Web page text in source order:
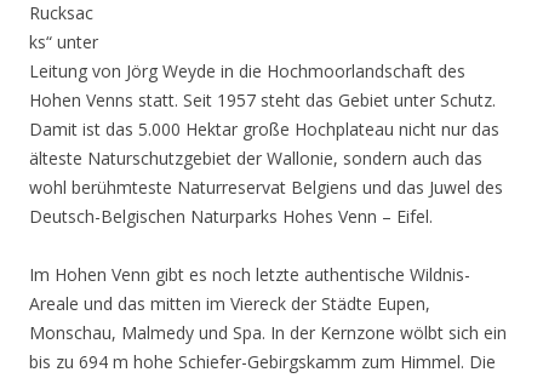
Rucksac
ks“ unter
Leitung von Jörg Weyde in die Hochmoorlandschaft des
Hohen Venns statt. Seit 1957 steht das Gebiet unter Schutz.
Damit ist das 5.000 Hektar große Hochplateau nicht nur das
älteste Naturschutzgebiet der Wallonie, sondern auch das
wohl berühmteste Naturreservat Belgiens und das Juwel des
Deutsch-Belgischen Naturparks Hohes Venn – Eifel.
Im Hohen Venn gibt es noch letzte authentische Wildnis-
Areale und das mitten im Viereck der Städte Eupen,
Monschau, Malmedy und Spa. In der Kernzone wölbt sich ein
bis zu 694 m hohe Schiefer-Gebirgskamm zum Himmel. Die